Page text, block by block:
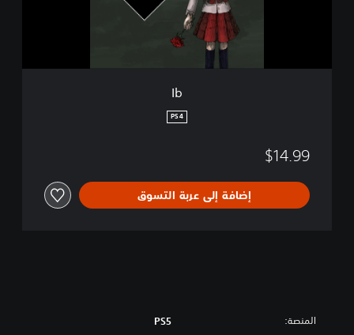
Ib
PS4
$14.99
إضافة إلى عربة التسوق
المنصة: PS5